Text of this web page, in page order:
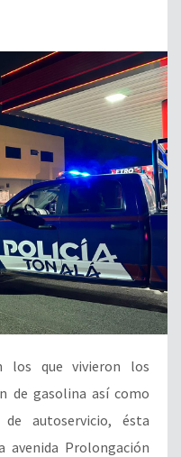
los que vivieron los
de gasolina así como
autoservicio, ésta
avenida Prolongación